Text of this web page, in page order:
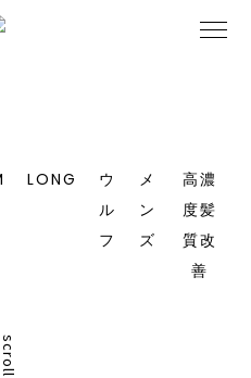
LONG
ウ
ル
フ
メ
ン
ズ
高濃
度髪
質改
善
scroll